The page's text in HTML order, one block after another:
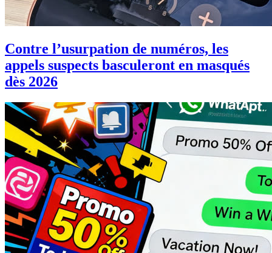
Contre l’usurpation de numéros, les
appels suspects basculeront en masqués
dès 2026